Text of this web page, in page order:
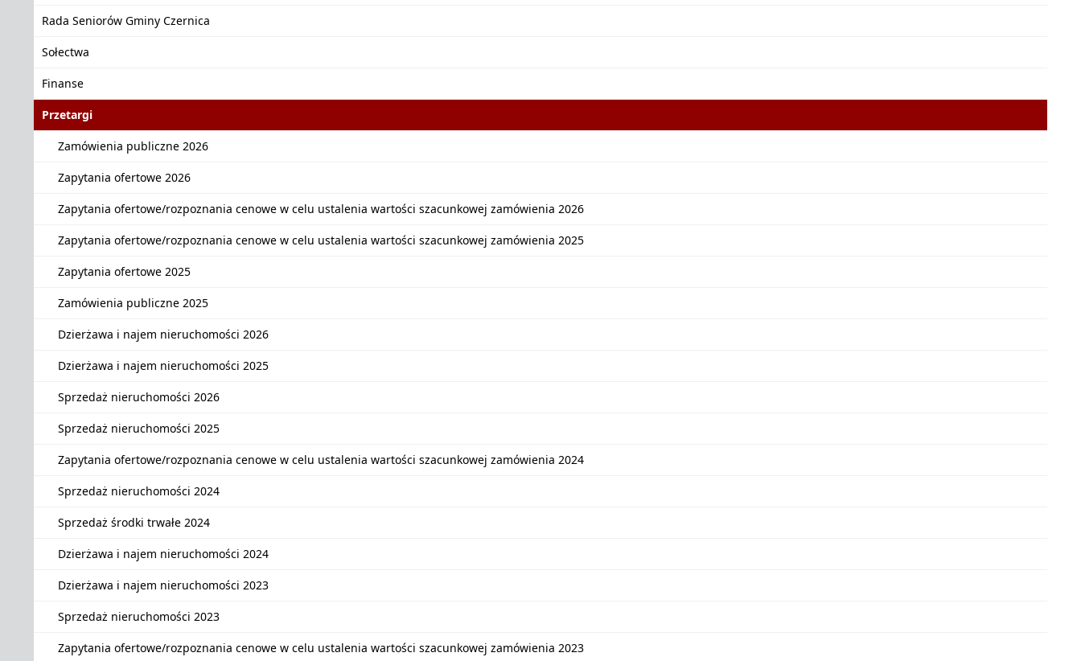
Rada Seniorów Gminy Czernica
Sołectwa
Finanse
Przetargi
Zamówienia publiczne 2026
Zapytania ofertowe 2026
Zapytania ofertowe/rozpoznania cenowe w celu ustalenia wartości szacunkowej zamówienia 2026
Zapytania ofertowe/rozpoznania cenowe w celu ustalenia wartości szacunkowej zamówienia 2025
Zapytania ofertowe 2025
Zamówienia publiczne 2025
Dzierżawa i najem nieruchomości 2026
Dzierżawa i najem nieruchomości 2025
Sprzedaż nieruchomości 2026
Sprzedaż nieruchomości 2025
Zapytania ofertowe/rozpoznania cenowe w celu ustalenia wartości szacunkowej zamówienia 2024
Sprzedaż nieruchomości 2024
Sprzedaż środki trwałe 2024
Dzierżawa i najem nieruchomości 2024
Dzierżawa i najem nieruchomości 2023
Sprzedaż nieruchomości 2023
Zapytania ofertowe/rozpoznania cenowe w celu ustalenia wartości szacunkowej zamówienia 2023